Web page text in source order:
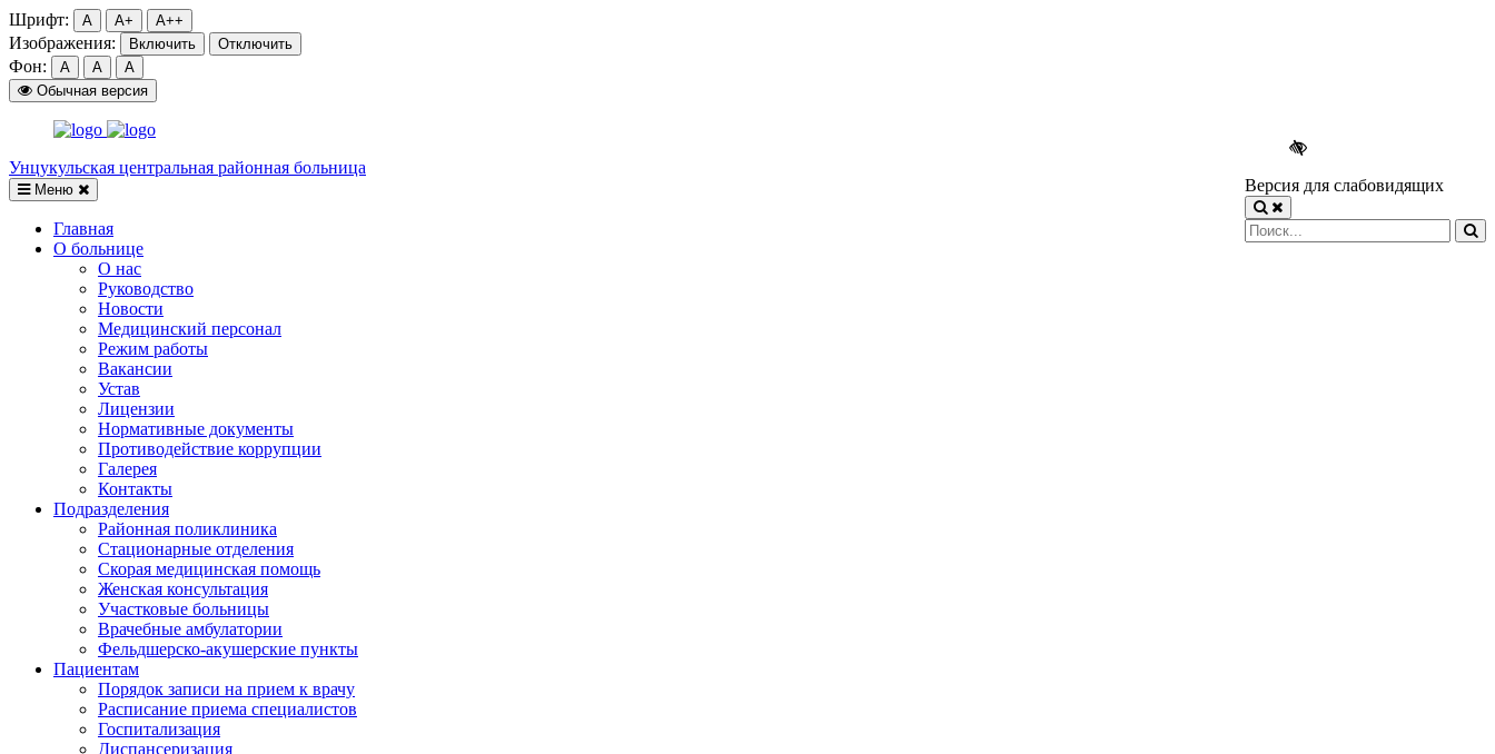
Шрифт: A A+ A++
Изображения: Включить Отключить
Фон: A A
A
Обычная версия
Версия для слабовидящих
Унцукульская центральная районная больница
Меню
Главная
О больнице
О нас
Руководство
Новости
Медицинский персонал
Режим работы
Вакансии
Устав
Лицензии
Нормативные документы
Противодействие коррупции
Галерея
Контакты
Подразделения
Районная поликлиника
Стационарные отделения
Скорая медицинская помощь
Женская консультация
Участковые больницы
Врачебные амбулатории
Фельдшерско-акушерские пункты
Пациентам
Порядок записи на прием к врачу
Расписание приема специалистов
Госпитализация
Диспансеризация